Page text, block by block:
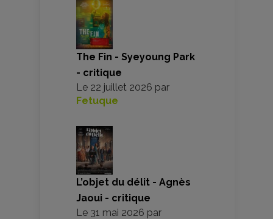
The Fin - Syeyoung Park
- critique
Le 22 juillet 2026 par
Fetuque
L’objet du délit - Agnès
Jaoui - critique
Le 31 mai 2026 par